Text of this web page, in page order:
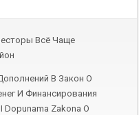
Всё Чаще
В Закон О
И Финансирования
Dopunama Zakona O